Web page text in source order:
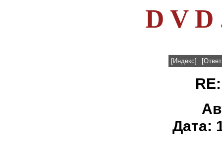
D V D
[Индекс]
Дата: